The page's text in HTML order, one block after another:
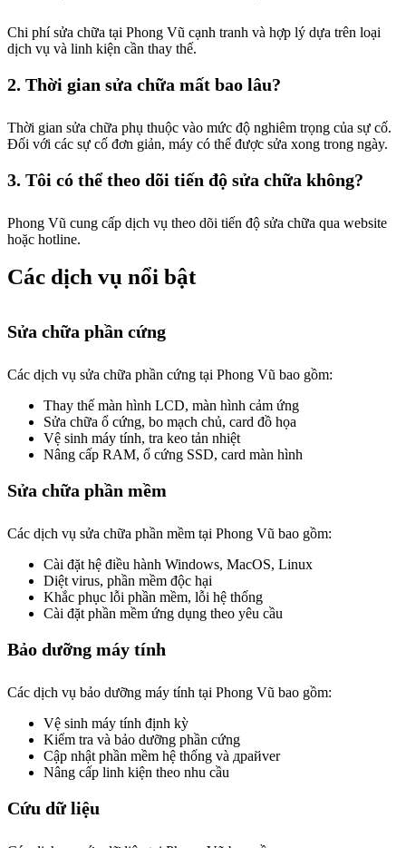
Chi phí sửa chữa tại Phong Vũ cạnh tranh và hợp lý dựa trên loại
dịch vụ và linh kiện cần thay thế.
2. Thời gian sửa chữa mất bao lâu?
Thời gian sửa chữa phụ thuộc vào mức độ nghiêm trọng của sự cố.
Đối với các sự cố đơn giản, máy có thể được sửa xong trong ngày.
3. Tôi có thể theo dõi tiến độ sửa chữa không?
Phong Vũ cung cấp dịch vụ theo dõi tiến độ sửa chữa qua website
hoặc hotline.
Các dịch vụ nổi bật
Sửa chữa phần cứng
Các dịch vụ sửa chữa phần cứng tại Phong Vũ bao gồm:
Thay thế màn hình LCD, màn hình cảm ứng
Sửa chữa ổ cứng, bo mạch chủ, card đồ họa
Vệ sinh máy tính, tra keo tản nhiệt
Nâng cấp RAM, ổ cứng SSD, card màn hình
Sửa chữa phần mềm
Các dịch vụ sửa chữa phần mềm tại Phong Vũ bao gồm:
Cài đặt hệ điều hành Windows, MacOS, Linux
Diệt virus, phần mềm độc hại
Khắc phục lỗi phần mềm, lỗi hệ thống
Cài đặt phần mềm ứng dụng theo yêu cầu
Bảo dưỡng máy tính
Các dịch vụ bảo dưỡng máy tính tại Phong Vũ bao gồm:
Vệ sinh máy tính định kỳ
Kiểm tra và bảo dưỡng phần cứng
Cập nhật phần mềm hệ thống và драйver
Nâng cấp linh kiện theo nhu cầu
Cứu dữ liệu